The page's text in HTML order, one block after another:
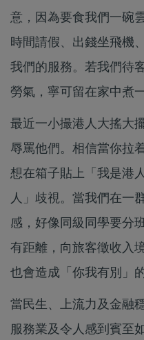
意，因為要食我們一碗
時間請假、出錢坐飛機
我們的服務。若我們待
勞氣，寧可留在家中煮
最近一小撮港人大搖大
辱罵他們。相信當你拉
想在箱子貼上「我是港
人」歧視。當我們在一
感，好像同級同學要分
有距離，向旅客徵收入
也會造成「你我有別」
當民生、上流力及金融
服務業及令人感到賓至